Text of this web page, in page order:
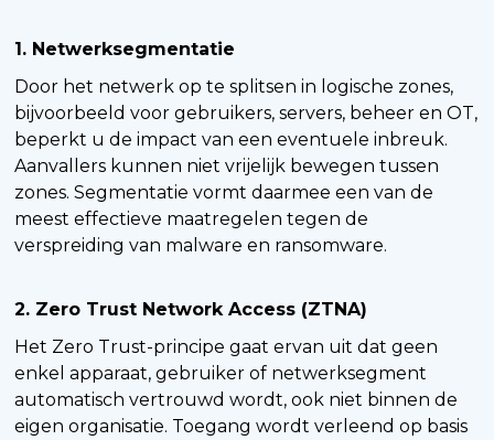
1. Netwerksegmentatie
Door het netwerk op te splitsen in logische zones,
bijvoorbeeld voor gebruikers, servers, beheer en OT,
beperkt u de impact van een eventuele inbreuk.
Aanvallers kunnen niet vrijelijk bewegen tussen
zones. Segmentatie vormt daarmee een van de
meest effectieve maatregelen tegen de
verspreiding van malware en ransomware.
2. Zero Trust Network Access (ZTNA)
Het Zero Trust-principe gaat ervan uit dat geen
enkel apparaat, gebruiker of netwerksegment
automatisch vertrouwd wordt, ook niet binnen de
eigen organisatie. Toegang wordt verleend op basis